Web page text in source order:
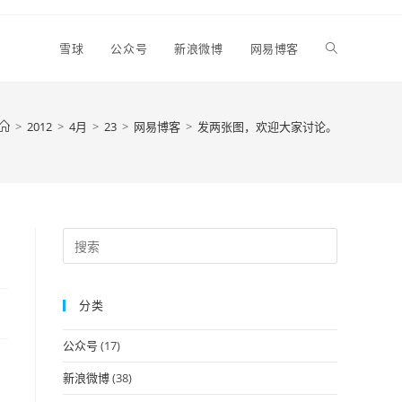
雪球 公众号 新浪微博 网易博客 Toggle
> 2012 > 4月 > 23 > 网易博客 > 发两张图，欢迎大家讨论。
Escape
分类
公众号 (17)
新浪微博(38)